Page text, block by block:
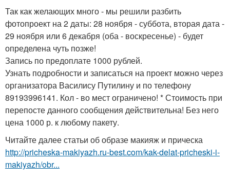
Так как желающих много - мы решили разбить
фотопроект на 2 даты: 28 ноября - суббота, вторая дата -
29 ноября или 6 декабря (оба - воскресенье) - будет
определена чуть позже!
Запись по предоплате 1000 рублей.
Узнать подробности и записаться на проект можно через
организатора Василису Путилину и по телефону
89193996141. Кол - во мест ограничено! * Стоимость при
перепосте данного сообщения действительна! Без него
цена 1000 р. к любому пакету.
Читайте далее статьи об образе макияж и прическа
http://pricheska-makiyazh.ru-best.com/kak-delat-pricheski-i-
makiyazh/obr...